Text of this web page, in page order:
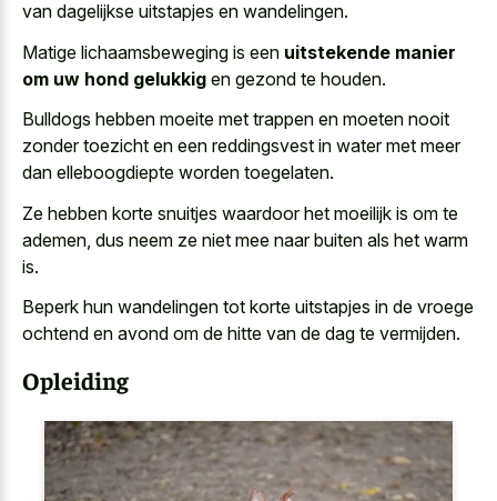
van dagelijkse uitstapjes en wandelingen.
Matige lichaamsbeweging is een uitstekende manier
om uw hond gelukkig en gezond te houden.
Bulldogs hebben moeite met trappen en moeten nooit
zonder toezicht en een reddingsvest in water met meer
dan elleboogdiepte worden toegelaten.
Ze hebben korte snuitjes waardoor het moeilijk is om te
ademen, dus neem ze niet mee naar buiten als het warm
is.
Beperk hun wandelingen tot korte uitstapjes in de vroege
ochtend en avond om de hitte van de dag te vermijden.
Opleiding